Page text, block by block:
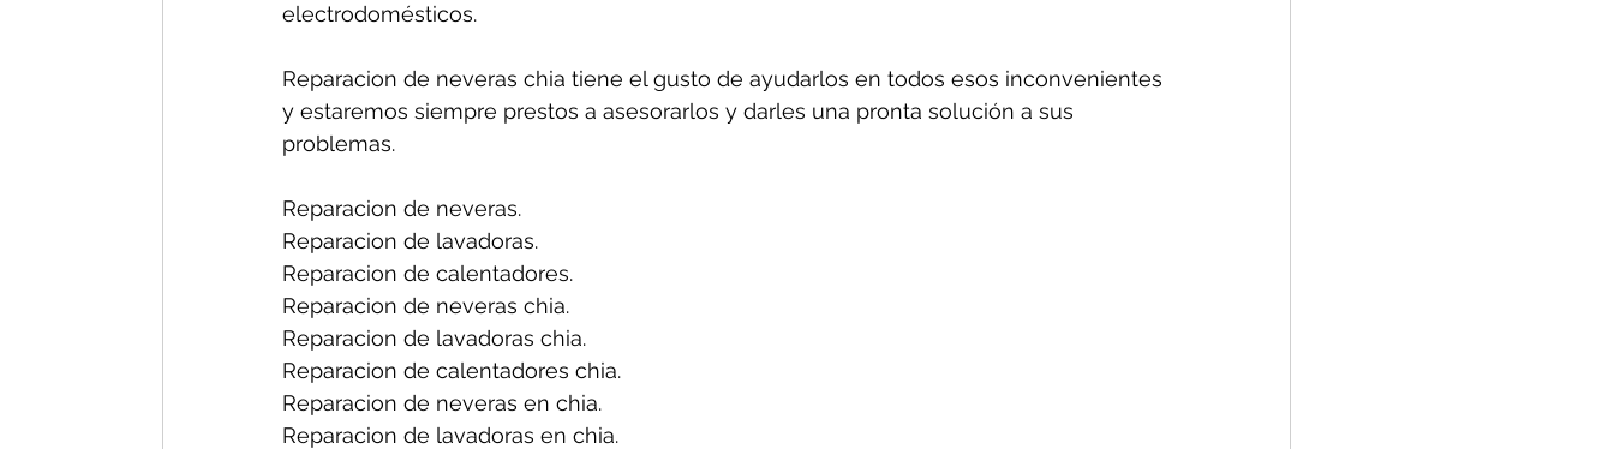
electrodomésticos.
Reparacion de neveras chia tiene el gusto de ayudarlos en todos esos inconvenientes
y estaremos siempre prestos a asesorarlos y darles una pronta solución a sus
problemas.
Reparacion de neveras.
Reparacion de lavadoras.
Reparacion de calentadores.
Reparacion de neveras chia.
Reparacion de lavadoras chia.
Reparacion de calentadores chia.
Reparacion de neveras en chia.
Reparacion de lavadoras en chia.